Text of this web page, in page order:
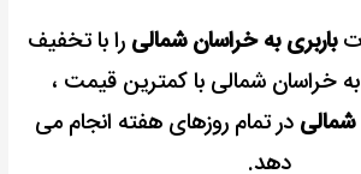
باربری به خراسان شمالی را با تخفیف
خراسان شمالی با کمترین قیمت ،
شمالی در تمام روزهای هفته انجام می
دهد.